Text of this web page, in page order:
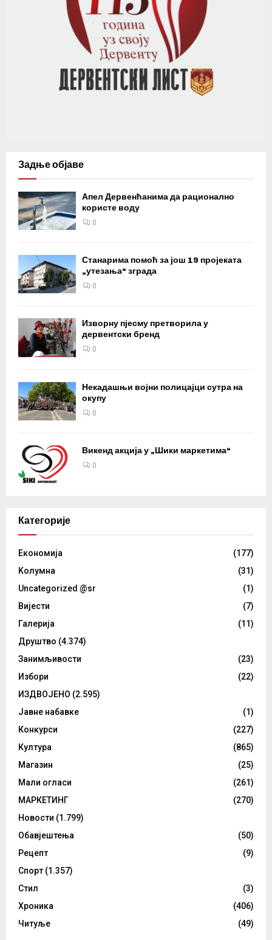
Задње објаве
Апел Дервенћанима да рационално
користе воду
0
Станарима помоћ за још 19 пројеката
„утезања“ зграда
0
Изворну пјесму претворила у
дервентски бренд
0
Некадашњи војни полицајци сутра на
окупу
0
Викенд акција у „Шики маркетима“
0
Категорије
Eкономија
(177)
Kолумнa
(31)
Uncategorized @sr
(1)
Вијести
(7)
Галерија
(11)
Друштво (4.374)
Занимљивости
(23)
Избори
(22)
ИЗДВОЈЕНО (2.595)
Јавне набавке
(1)
Конкурси
(227)
Култура
(865)
Магазин
(25)
Мали огласи
(261)
МАРКЕТИНГ
(270)
Новости (1.799)
Обавјештења
(50)
Рецепт
(9)
Спорт (1.357)
Стил
(3)
Хроника
(406)
Читуље
(49)